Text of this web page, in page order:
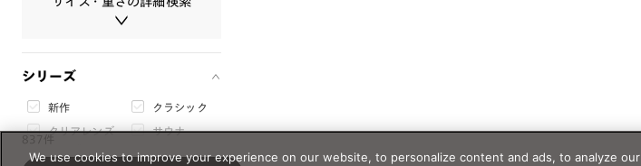
サイズ・重さは必ず半角数字で入
力してください。
レンズ幅
シリーズ
新作 クラシック
クリアレンズ
サウナ
837件
We use cookies to improve your experience on our website, to personalize content and ads, to analyze our